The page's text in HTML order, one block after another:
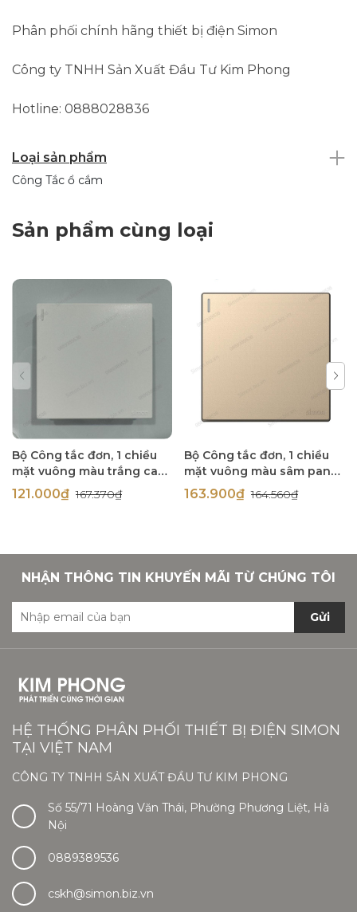
Phân phối chính hãng thiết bị điện Simon
Công ty TNHH Sản Xuất Đầu Tư Kim Phong
Hotline: 0888028836
Loại sản phẩm
Công Tắc ổ cắm
Sản phẩm cùng loại
Bộ Công tắc đơn, 1 chiều
mặt vuông màu trắng cao
cấp Simon S6 581011
121.000₫167.370₫
Bộ Công tắc đơn, 1 chiều
mặt vuông màu sâm panh
(champagne) cao cấp
Simon S6 581011-46
163.900₫164.560₫
NHẬN THÔNG TIN KHUYẾN MÃI TỪ CHÚNG TÔI
Gửi
HỆ THỐNG PHÂN PHỐI THIẾT BỊ ĐIỆN SIMON
TẠI VIỆT NAM
CÔNG TY TNHH SẢN XUẤT ĐẦU TƯ KIM PHONG
Số 55/71 Hoàng Văn Thái, Phường Phương Liệt, Hà
Nội
0889389536
cskh@simon.biz.vn